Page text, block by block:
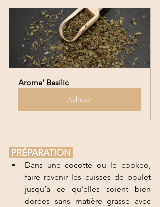
Aroma’ Basilic
Acheter
PRÉPARATION
Dans une cocotte ou le cookeo,
faire revenir les cuisses de poulet
jusqu’à ce qu'elles soient bien
dorées sans matière grasse avec